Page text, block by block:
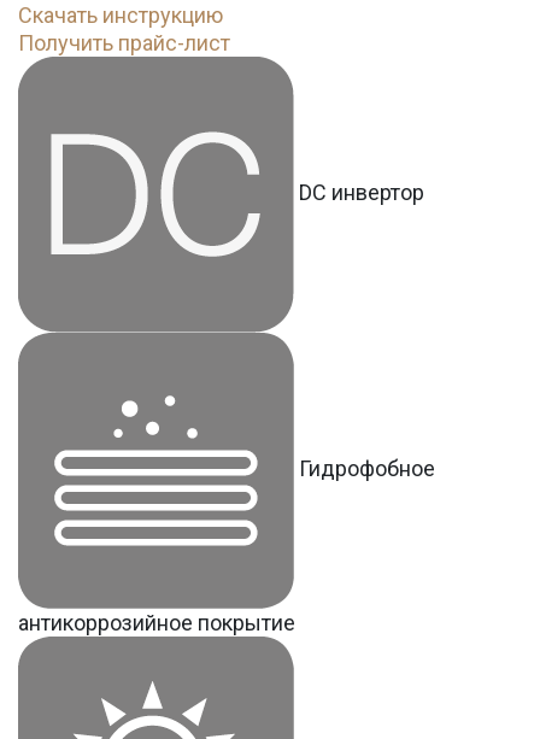
Скачать инструкцию
Получить прайс-лист
DC инвертор
Гидрофобное
антикоррозийное покрытие